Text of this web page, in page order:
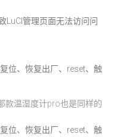
LuCI管理页面无法访问问
位、恢复出厂、reset、触
款温湿度计pro也是同样的
位、恢复出厂、reset、触